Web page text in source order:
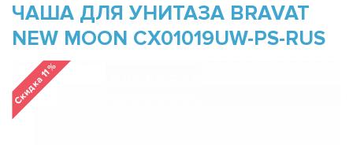
ЧАША ДЛЯ УНИТАЗА BRAVAT
NEW MOON CX01019UW-PS-RUS
Скидка 11 %